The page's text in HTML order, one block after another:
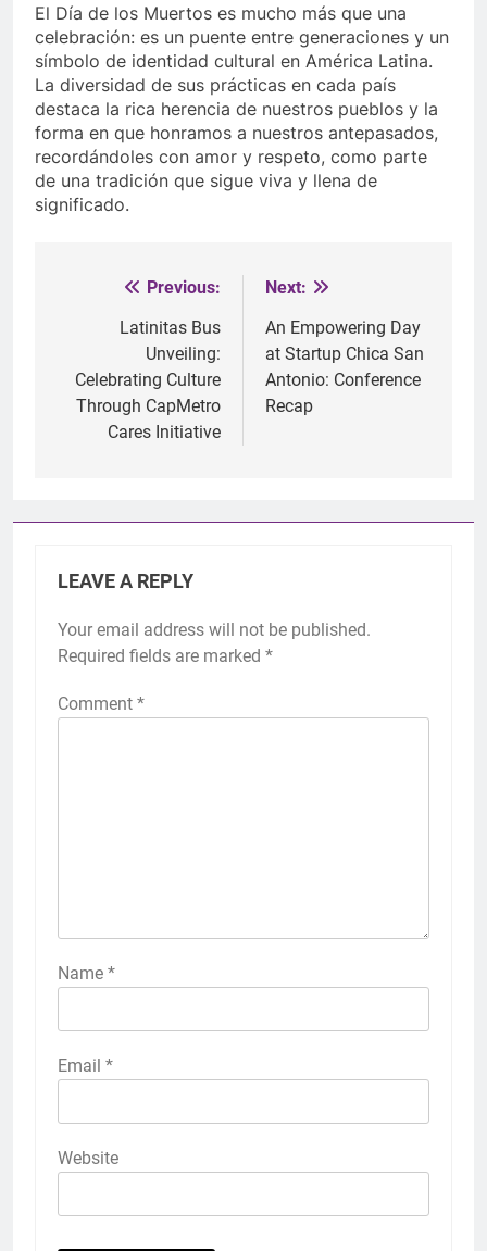
El Día de los Muertos es mucho más que una
celebración: es un puente entre generaciones y un
símbolo de identidad cultural en América Latina.
La diversidad de sus prácticas en cada país
destaca la rica herencia de nuestros pueblos y la
forma en que honramos a nuestros antepasados,
recordándoles con amor y respeto, como parte
de una tradición que sigue viva y llena de
significado.
navigation
Previous:
Latinitas Bus
Unveiling:
Celebrating Culture
Through CapMetro
Cares Initiative
Next:
An Empowering Day
at Startup Chica San
Antonio: Conference
Recap
LEAVE A REPLY
Your email address will not be published.
Required fields are marked *
Comment *
Name *
Email *
Website